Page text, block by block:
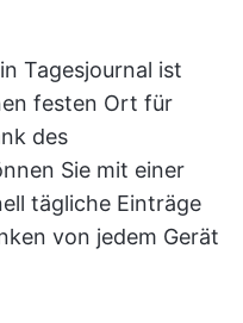
Tagesjournal ist
festen Ort für
des
Sie mit einer
tägliche Einträge
von jedem Gerät